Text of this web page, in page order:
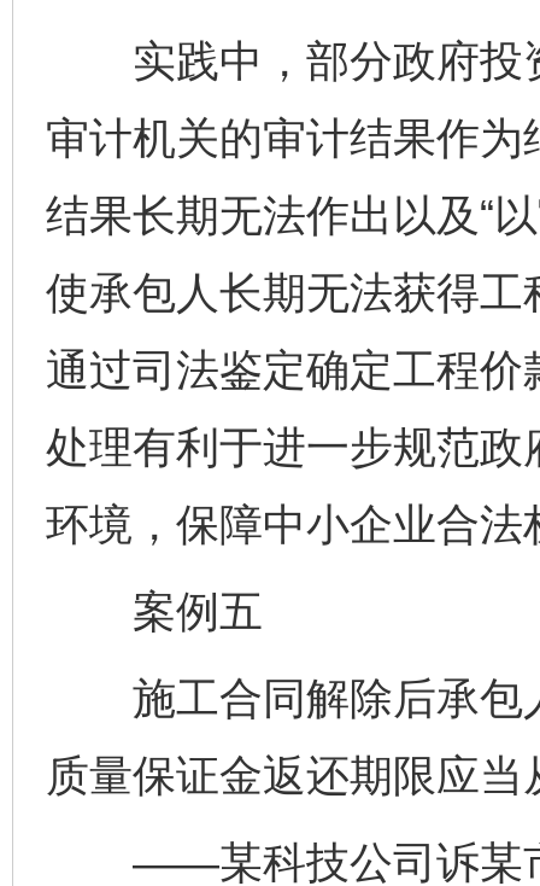
实践中，部分政府投
审计机关的审计结果作
结果长期无法作出以及“
使承包人长期无法获得
通过司法鉴定确定工程
处理有利于进一步规范
环境，保障中小企业合法
案例五
施工合同解除后承包
质量保证金返还期限应
——某科技公司诉某市